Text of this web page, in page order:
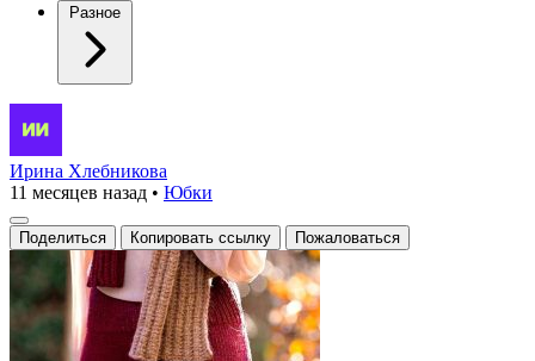
Разное
Дорогие,
вы
великолепно
выглядите
этой
уютной
Ирина Хлебникова
11 месяцев назад • Юбки
Поделиться Копировать ссылку Пожаловаться